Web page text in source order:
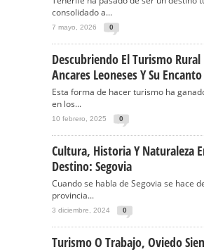
consolidado a...
7 mayo, 2026 0
Descubriendo El Turismo Rural
Ancares Leoneses Y Su
Esta forma de hacer turismo ha
en los...
10 febrero, 2025 0
Cultura, Historia Y Naturaleza
Destino: Segovia
Cuando se habla de Segovia se hace
provincia...
3 diciembre, 2024 0
Turismo O Trabajo, Oviedo